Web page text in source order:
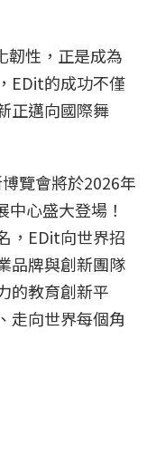
韌性，正是成為
EDit的成功不僅
正邁向國際舞
覽會將於2026年
心盛大登場！
，EDit向世界招
品牌與創新團隊
的教育創新平
走向世界每個角